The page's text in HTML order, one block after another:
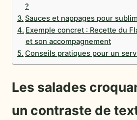
?
Sauces et nappages pour
Exemple concret : Recette du
et son accompagnement
Conseils pratiques pour un
Les salades
un contraste de